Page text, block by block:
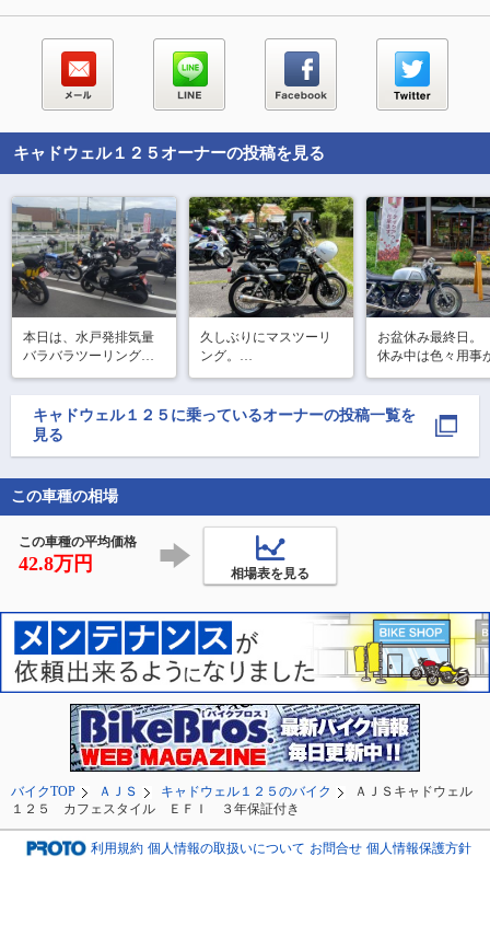
キャドウェル１２５ オーナーの投稿を見る
本日は、水戸発排気量
バラバラツーリング！
「道の駅しもつま」の
陽陽に朝定食をたべに
行く🍴この店のもつ煮
はとても美味しい(^^)
てるので、いつもの様
にハイペー
久しぶりにマスツーリ
ング。
奈良の野迫川へ。
集合場所では陽射しが
暑かったけど御山に入
大小様々なバイク
お盆休み最終日。
休み中は色々用事
ったので最終日だ
朝からツーリング
赤城南面から中之
キャドウェル１２５ に乗っているオーナーの投稿一覧を
見る
この車種の相場
この車種の平均価格
42.8万円 相場表を見る
バイクTOP ＡＪＳ キャドウェル１２５のバイク
ＡＪＳキャドウェル
１２５ カフェスタイル ＥＦＩ ３年保証付き
利用規約 個人情報の取扱いについて お問合せ 個人情報保護方針